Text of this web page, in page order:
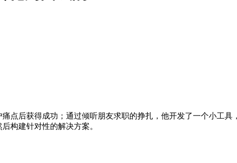
点后获得成功；通过倾听朋友求职的挣扎，他开发了一个小工
构建针对性的解决方案。